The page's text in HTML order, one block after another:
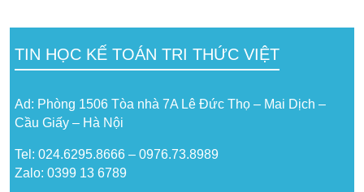
TIN HỌC KẾ TOÁN TRI THỨC VIỆT
Ad: Phòng 1506 Tòa nhà 7A Lê Đức Thọ – Mai Dịch –
Cầu Giấy – Hà Nội
Tel: 024.6295.8666 – 0976.73.8989
Zalo: 0399 13 6789